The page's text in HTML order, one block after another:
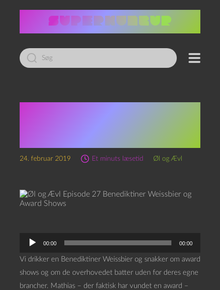
Led
efter:
24. februar 2019 Et minuts læsetid Øl og Ævl
00:00 00:00
Vi drikker en Benediktiner Weissbier og snakker om award
shows og om de overhovedet batter uden for deres egne
brancher. Mathias – der faktisk har vundet en award –